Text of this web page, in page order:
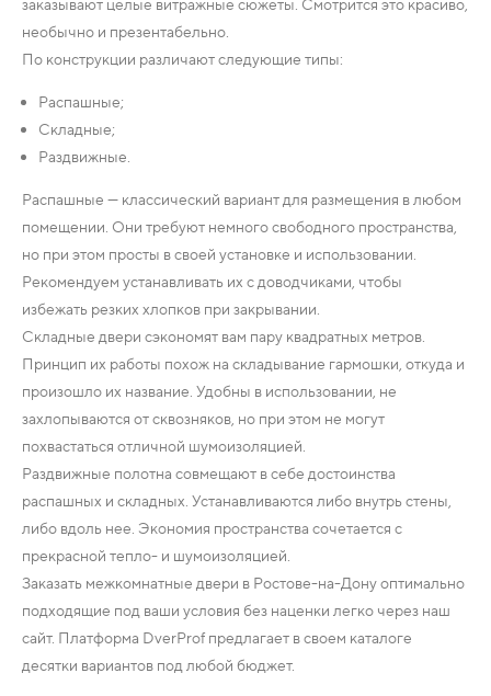
заказывают целые витражные сюжеты. Смотрится это красиво,
необычно и презентабельно.
По конструкции различают следующие типы:
Распашные;
Складные;
Раздвижные.
Распашные — классический вариант для размещения в любом
помещении. Они требуют немного свободного пространства,
но при этом просты в своей установке и использовании.
Рекомендуем устанавливать их с доводчиками, чтобы
избежать резких хлопков при закрывании.
Складные двери сэкономят вам пару квадратных метров.
Принцип их работы похож на складывание гармошки, откуда и
произошло их название. Удобны в использовании, не
захлопываются от сквозняков, но при этом не могут
похвастаться отличной шумоизоляцией.
Раздвижные полотна совмещают в себе достоинства
распашных и складных. Устанавливаются либо внутрь стены,
либо вдоль нее. Экономия пространства сочетается с
прекрасной тепло- и шумоизоляцией.
Заказать межкомнатные двери в Ростове-на-Дону оптимально
подходящие под ваши условия без наценки легко через наш
сайт. Платформа DverProf предлагает в своем каталоге
десятки вариантов под любой бюджет.